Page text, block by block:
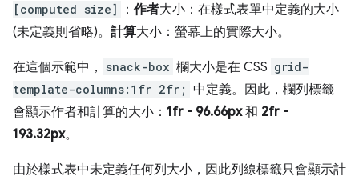
[computed size]
： 作者大小：在樣式表單中定義的大小
(未定義則省略)。 計算大小：螢幕上的實際大小。
在這個示範中， snack-box 欄大小是在 CSS grid-
template-columns:1fr 2fr; 中定義。因此，欄列標籤
會顯示作者和計算的大小： 1fr - 96.66px和 2fr -
193.32px。
由於樣式表中未定義任何列大小，因此列線標籤只會顯示計